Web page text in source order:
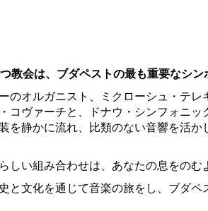
教会は、ブダペストの最も重要なシ
のオルガニスト、ミクローシュ・テ
コヴァーチと、ドナウ・シンフォニ
を静かに流れ、比類のない音響を活
しい組み合わせは、あなたの息をの
と文化を通じて音楽の旅をし、ブダ